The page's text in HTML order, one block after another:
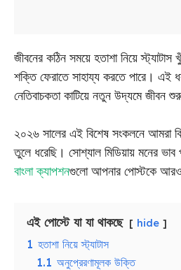
জীবনের কঠিন সময়ে হতাশা নিয়ে
শক্তি ফেরাতে সাহায্য করতে পারে। এই
নেতিবাচকতা কাটিয়ে নতুন উদ্যমে জীবন
২০২৬ সালের এই বিশেষ সংকলনে আমরা
তুলে ধরেছি। সোশ্যাল মিডিয়ায় মনের
বাংলা ক্যাপশনগুলো আপনার পোস্টকে
এই পোস্টে যা যা থাকছে hide
1 হতাশা নিয়ে স্ট্যাটাস
1.1 অনুপ্রেরণামূলক উক্তি